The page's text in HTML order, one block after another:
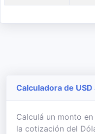
Calculadora de
Calculá un monto
la cotización del